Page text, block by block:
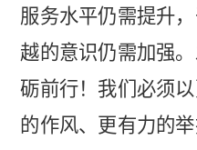
服务水平仍需提升
越的意识仍需加强
砺前行！我们必须
的作风、更有力的